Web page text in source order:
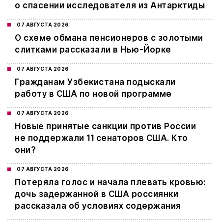
о спасении исследователя из Антарктиды
07 АВГУСТА 2026
О схеме обмана пенсионеров с золотыми
слитками рассказали в Нью-Йорке
07 АВГУСТА 2026
Гражданам Узбекистана подыскали
работу в США по новой программе
07 АВГУСТА 2026
Новые принятые санкции против России
не поддержали 11 сенаторов США. Кто
они?
07 АВГУСТА 2026
Потеряла голос и начала плевать кровью:
дочь задержанной в США россиянки
рассказала об условиях содержания